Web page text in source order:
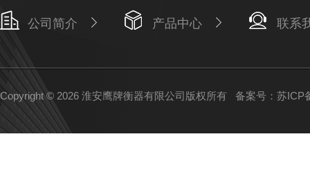
公司简介 产品中心 联系
Copyright © 2026 淮安鹰牌衡器有限公司版权所有 备案号：苏ICP